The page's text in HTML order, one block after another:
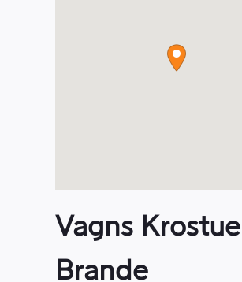
Vagns Krostue
Brande